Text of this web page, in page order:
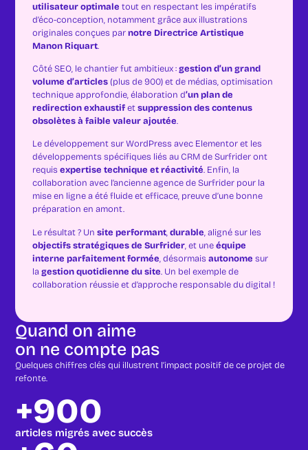
utilisateur optimale tout en respectant les impératifs
d’éco-conception, notamment grâce aux illustrations
originales conçues parnotre Directrice Artistique
Manon Riquart.
Côté SEO, le chantier fut ambitieux :gestion d’un grand
volume d’articles (plus de 900) et de médias, optimisation
technique approfondie, élaboration d’un plan de
redirection exhaustifetsuppression des contenus
obsolètes à faible valeur ajoutée.
Le développement sur WordPress avec Elementor et les
développements spécifiques liés au CRM de Surfrider ont
requisexpertise technique et réactivité. Enfin, la
collaboration avec l’ancienne agence de Surfrider pour la
mise en ligne a été fluide et efficace, preuve d’une bonne
préparation en amont.
Le résultat ? Unsite performant,durable, aligné sur les
objectifs stratégiques de Surfrider, et uneéquipe
interne parfaitement formée, désormaisautonome sur
lagestion quotidienne du site. Un bel exemple de
collaboration réussie et d’approche responsable du digital !
Quand on aime
on ne compte pas
Quelques chiffres clés qui illustrent l’impact positif de ce projet de
refonte.
+900
articles migrés avec succès